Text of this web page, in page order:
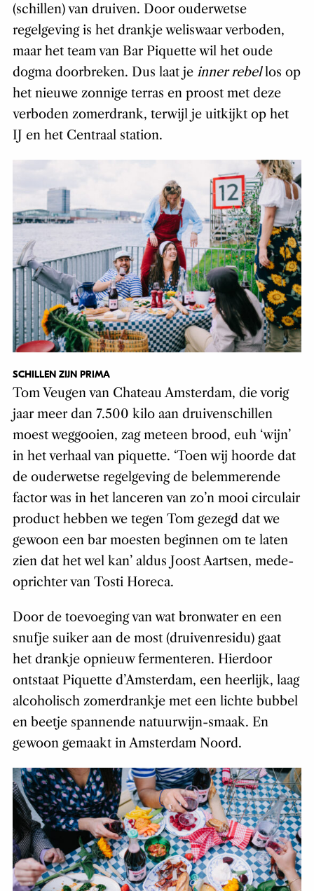
(schillen) van druiven. Door ouderwetse
regelgeving is het drankje weliswaar verboden,
maar het team van Bar Piquette wil het oude
dogma doorbreken. Dus laat je inner rebellos op
het nieuwe zonnige terras en proost met deze
verboden zomerdrank, terwijl je uitkijkt op het
IJ en het Centraal station.
SCHILLEN ZIJN PRIMA
Tom Veugen van Chateau Amsterdam, die vorig
jaar meer dan 7.500 kilo aan druivenschillen
moest weggooien, zag meteen brood, euh ‘wijn’
in het verhaal van piquette. ‘Toen wij hoorde dat
de ouderwetse regelgeving de belemmerende
factor was in het lanceren van zo’n mooi circulair
product hebben we tegen Tom gezegd dat we
gewoon een bar moesten beginnen om te laten
zien dat het wel kan’ aldus Joost Aartsen, mede-
oprichter van Tosti Horeca.
Door de toevoeging van wat bronwater en een
snufje suiker aan de most (druivenresidu) gaat
het drankje opnieuw fermenteren. Hierdoor
ontstaat Piquette d’Amsterdam, een heerlijk, laag
alcoholisch zomerdrankje met een lichte bubbel
en beetje spannende natuurwijn-smaak. En
gewoon gemaakt in Amsterdam Noord.